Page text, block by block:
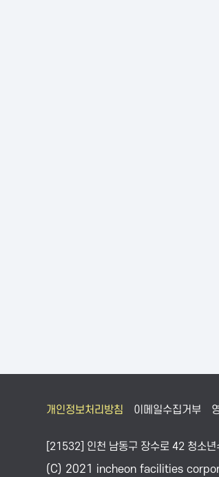
개인정보처리방침 이메일수집거부
[21532] 인천 남동구 장수로 42 청소년
(C) 2021 incheon facilities